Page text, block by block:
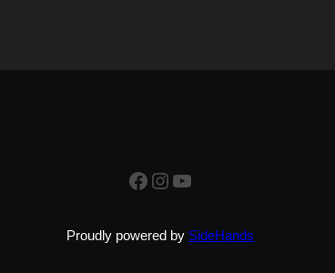
Facebook
Instagram
YouTube
Proudly powered by SideHands